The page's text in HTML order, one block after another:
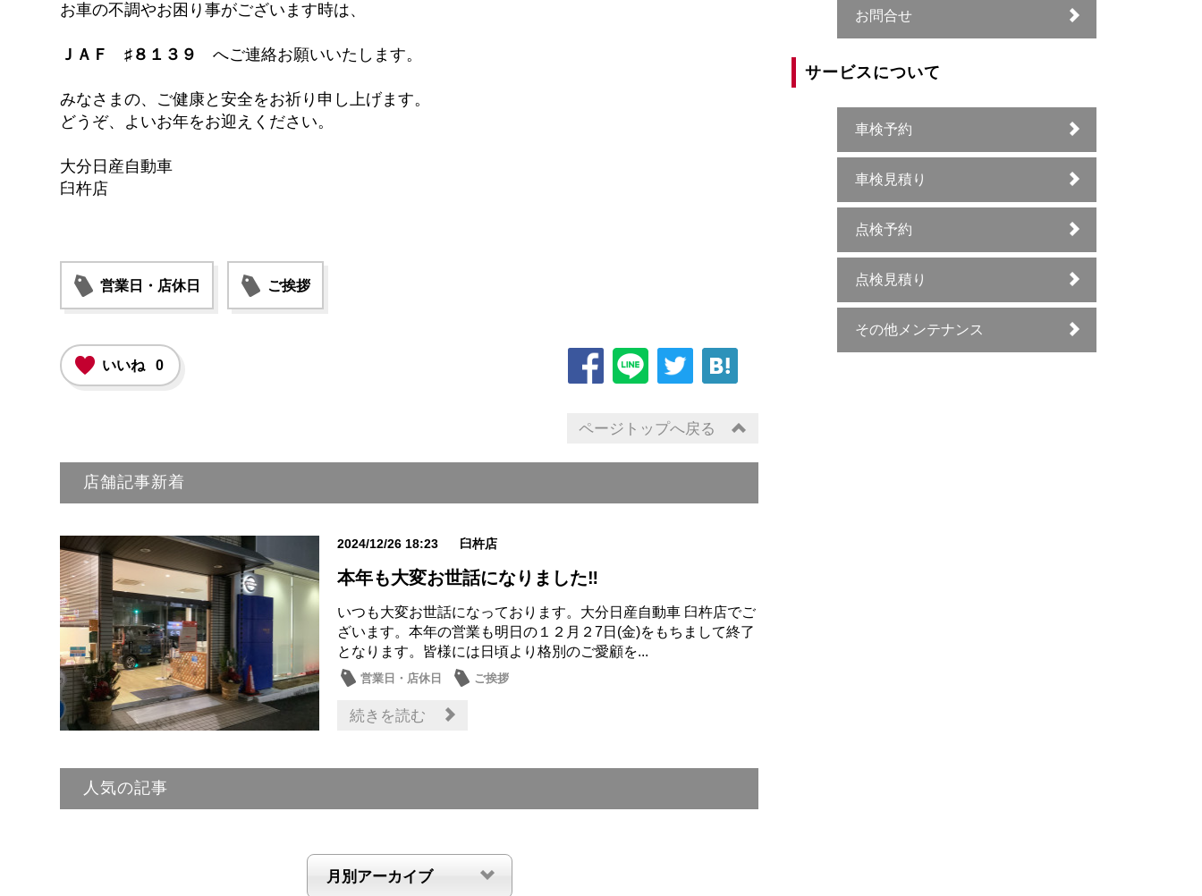
お車の不調やお困り事がございます時は、
ＪＡＦ ♯８１３９ へご連絡お願いいたします。
みなさまの、ご健康と安全をお祈り申し上げます。
どうぞ、よいお年をお迎えください。
大分日産自動車
臼杵店
営業日・店休日 ご挨拶
いいね 0
ページトップへ戻る
店舗記事新着
2024/12/26 18:23 臼杵店
本年も大変お世話になりました‼︎
いつも大変お世話になっております。大分日産自動車 臼杵店でご
ざいます。本年の営業も明日の１２月２7日(金)をもちまして終了
となります。皆様には日頃より格別のご愛顧を...
営業日・店休日 ご挨拶
続きを読む
人気の記事
お問合せ
サービスについて
車検予約
車検見積り
点検予約
点検見積り
その他メンテナンス